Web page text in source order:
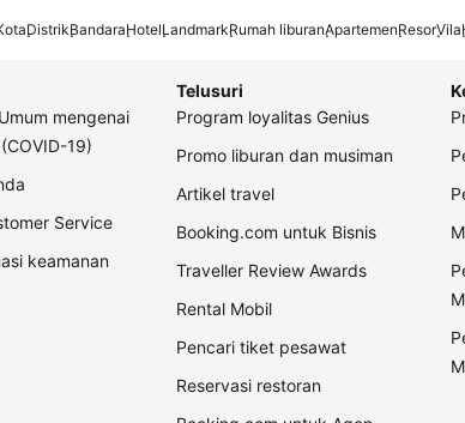
DistrikBandaraHotelLandmarkRumah liburanApartemenResorVila
mengenai
19)
Service
keamanan
Telusuri
Program loyalitas Genius
Promo liburan dan musiman
Artikel travel
Booking.com untuk Bisnis
Traveller Review Awards
Rental Mobil
Pencari tiket pesawat
Reservasi restoran